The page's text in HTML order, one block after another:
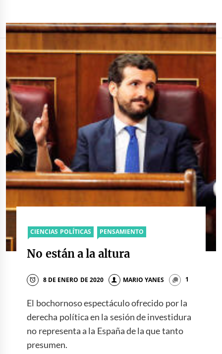
CIENCIAS POLÍTICAS PENSAMIENTO
No están a la altura
8 DE ENERO DE 2020 MARIO YANES 1
El bochornoso espectáculo ofrecido por la
derecha política en la sesión de investidura
no representa a la España de la que tanto
presumen.